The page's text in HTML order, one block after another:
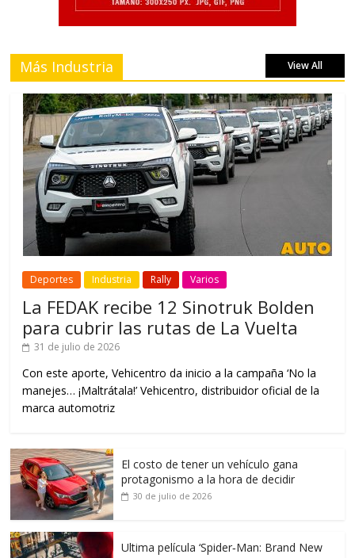
Más Industria View All
Deportes Industria Rally Varios
La FEDAK recibe 12 Sinotruk Bolden
para cubrir las rutas de La Vuelta
31 de julio de 2026
Con este aporte, Vehicentro da inicio a la campaña ‘No la
manejes… ¡Maltrátala!’ Vehicentro, distribuidor oficial de la
marca automotriz
El costo de tener un vehículo gana
protagonismo a la hora de decidir
30 de julio de 2026
Ultima película ‘Spider‑Man: Brand New